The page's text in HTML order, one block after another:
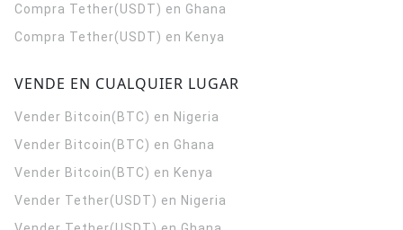
Compra Tether(USDT) en Ghana
Compra Tether(USDT) en Kenya
VENDE EN CUALQUIER LUGAR
Vender Bitcoin(BTC) en Nigeria
Vender Bitcoin(BTC) en Ghana
Vender Bitcoin(BTC) en Kenya
Vender Tether(USDT) en Nigeria